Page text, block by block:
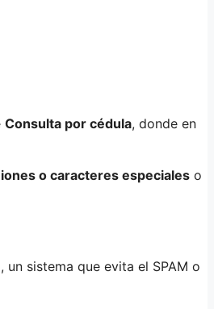
Consulta por cédula, donde en
o caracteres especiales o
sistema que evita el SPAM o